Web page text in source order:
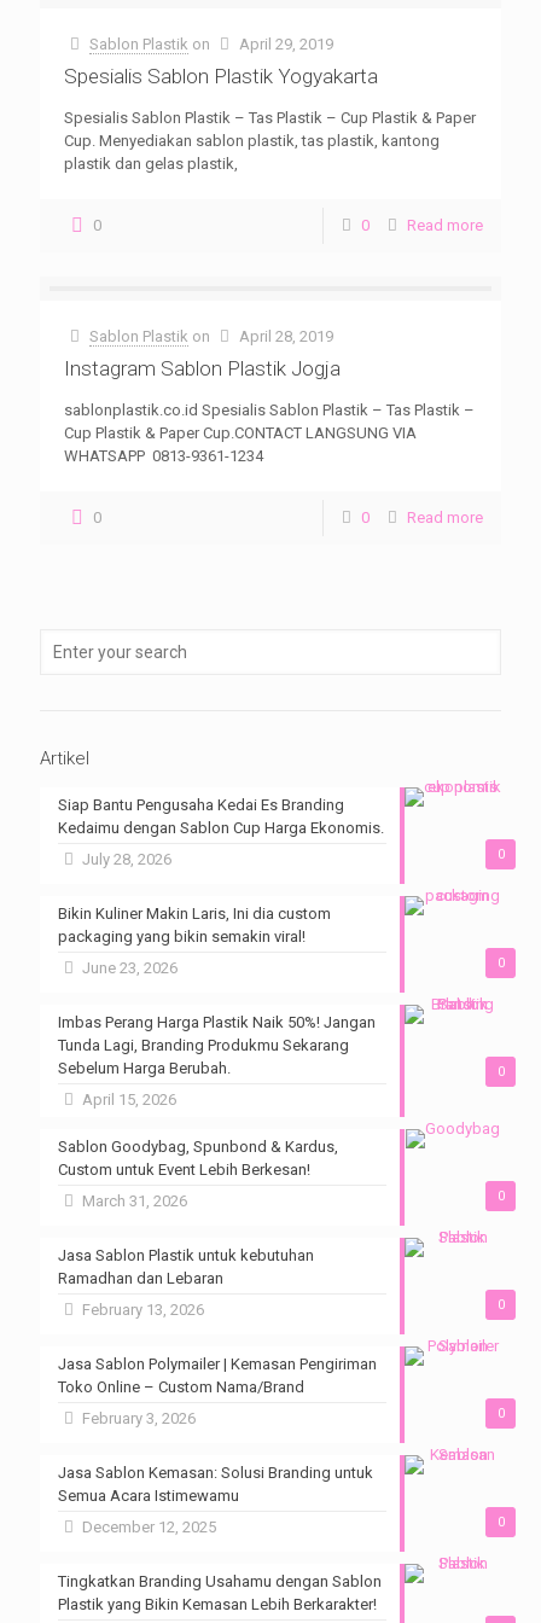
Sablon Plastik on April 29, 2019
Spesialis Sablon Plastik Yogyakarta
Spesialis Sablon Plastik – Tas Plastik – Cup Plastik & Paper
Cup. Menyediakan sablon plastik, tas plastik, kantong
plastik dan gelas plastik,
0 0 Read more
Sablon Plastik on April 28, 2019
Instagram Sablon Plastik Jogja
sablonplastik.co.id Spesialis Sablon Plastik – Tas Plastik –
Cup Plastik & Paper Cup.CONTACT LANGSUNG VIA
WHATSAPP 0813-9361-1234
0 0 Read more
Artikel
0
Siap Bantu Pengusaha Kedai Es Branding
Kedaimu dengan Sablon Cup Harga Ekonomis.
July 28, 2026
0
Bikin Kuliner Makin Laris, Ini dia custom
packaging yang bikin semakin viral!
June 23, 2026
0
Imbas Perang Harga Plastik Naik 50%! Jangan
Tunda Lagi, Branding Produkmu Sekarang
Sebelum Harga Berubah.
April 15, 2026
0
Sablon Goodybag, Spunbond & Kardus,
Custom untuk Event Lebih Berkesan!
March 31, 2026
0
Jasa Sablon Plastik untuk kebutuhan
Ramadhan dan Lebaran
February 13, 2026
0
Jasa Sablon Polymailer | Kemasan Pengiriman
Toko Online – Custom Nama/Brand
February 3, 2026
0
Jasa Sablon Kemasan: Solusi Branding untuk
Semua Acara Istimewamu
December 12, 2025
Tingkatkan Branding Usahamu dengan Sablon
Plastik yang Bikin Kemasan Lebih Berkarakter!